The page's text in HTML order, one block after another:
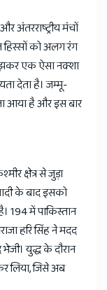
अंतरराष्ट्रीय मंचों
हिस्सों को अलग रंग
एक ऐसा नक्शा
देता है। जम्मू-
आया है और इस बार
क्षेत्र से जुड़ा
के बाद इसको
194 में पाकिस्तान
हरि सिंह ने मदद
युद्ध के दौरान
लिया, जिसे अब